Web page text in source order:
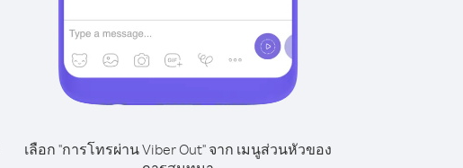
เลือก "การโทรผ่าน Viber Out" จาก เมนูส่วนหัวของ